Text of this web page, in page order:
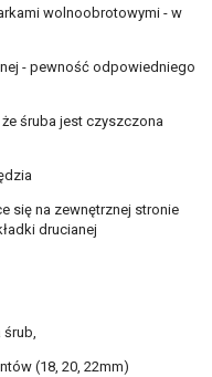
wolnoobrotowymi - w
- pewność odpowiedniego
śruba jest czyszczona
się na zewnętrznej stronie
drucianej
śrub,
(18, 20, 22mm)